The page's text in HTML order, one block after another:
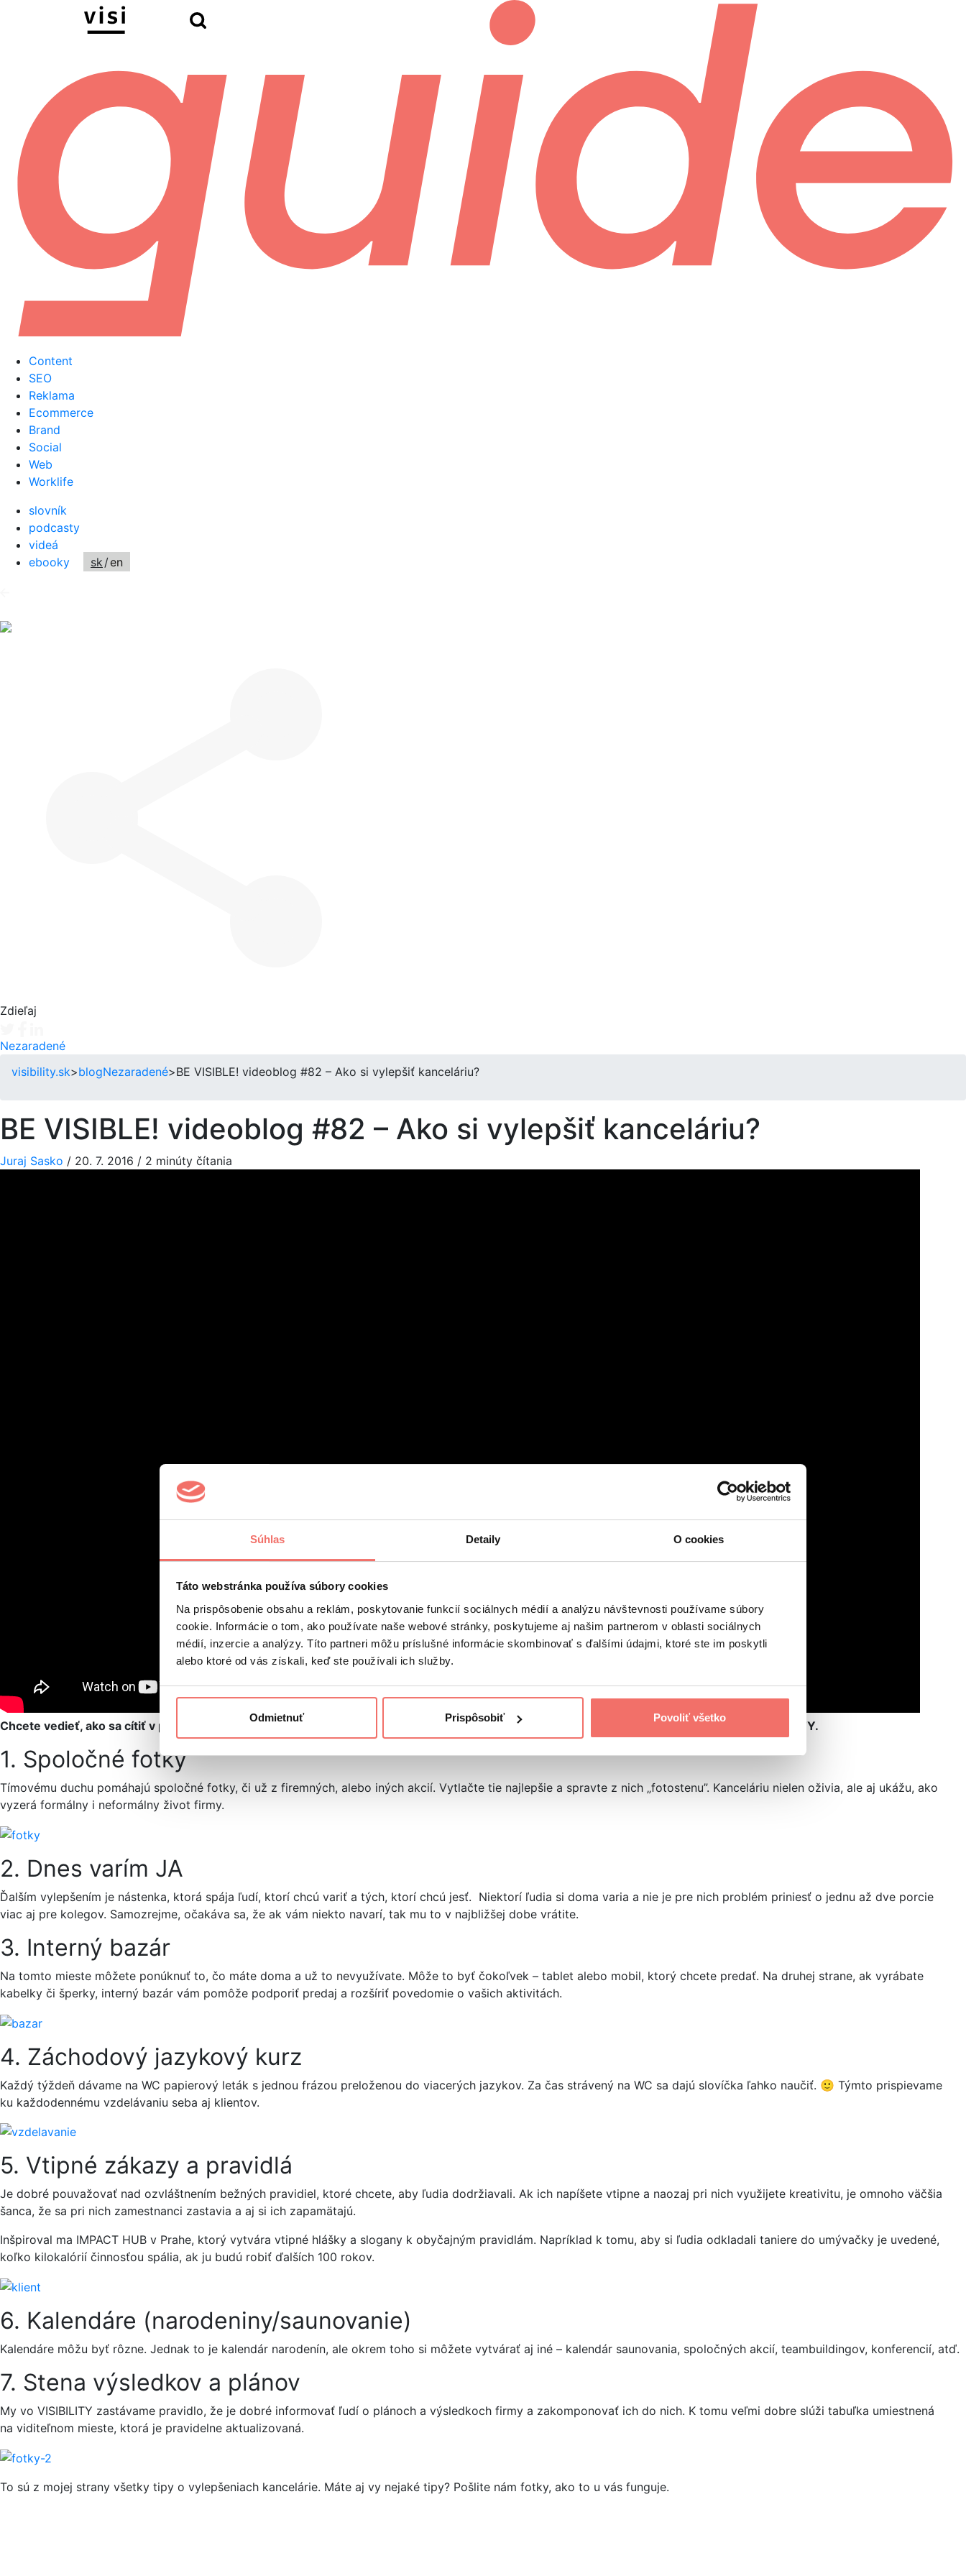
Súhlas Detaily O cookies
Táto webstránka používa súbory cookies
Na prispôsobenie obsahu a reklám, poskytovanie funkcií sociálnych médií a analýzu návštevnosti používame súbory
cookie. Informácie o tom, ako používate naše webové stránky, poskytujeme aj našim partnerom v oblasti sociálnych
médií, inzercie a analýzy. Títo partneri môžu príslušné informácie skombinovať s ďalšími údajmi, ktoré ste im poskytli
alebo ktoré od vás získali, keď ste používali ich služby.
Odmietnuť Prispôsobiť Povoliť všetko
Content
SEO
Reklama
Ecommerce
Brand
Social
Web
Worklife
slovník
podcasty
videá
ebooky
sk/en
Zdieľaj
Nezaradené
visibility.sk>blogNezaradené>BE VISIBLE! videoblog #82 – Ako si vylepšiť kanceláriu?
BE VISIBLE! videoblog #82 – Ako si vylepšiť kanceláriu?
Juraj Sasko / 20. 7. 2016 / 2 minúty čítania
Chcete vedieť, ako sa cítiť v pracovnom prostredí skoro ako doma? Pozrite si 7 skvelých a jednoduchých tipov, ktoré uplatňujeme aj vo VISIBILITY.
1. Spoločné fotky
Tímovému duchu pomáhajú spoločné fotky, či už z firemných, alebo iných akcií. Vytlačte tie najlepšie a spravte z nich „fotostenu”. Kanceláriu nielen oživia, ale aj ukážu, ako
vyzerá formálny i neformálny život firmy.
2. Dnes varím JA
Ďalším vylepšením je nástenka, ktorá spája ľudí, ktorí chcú variť a tých, ktorí chcú jesť. Niektorí ľudia si doma varia a nie je pre nich problém priniesť o jednu až dve porcie
viac aj pre kolegov. Samozrejme, očakáva sa, že ak vám niekto navarí, tak mu to v najbližšej dobe vrátite.
3. Interný bazár
Na tomto mieste môžete ponúknuť to, čo máte doma a už to nevyužívate. Môže to byť čokoľvek – tablet alebo mobil, ktorý chcete predať. Na druhej strane, ak vyrábate
kabelky či šperky, interný bazár vám pomôže podporiť predaj a rozšíriť povedomie o vašich aktivitách.
4. Záchodový jazykový kurz
Každý týždeň dávame na WC papierový leták s jednou frázou preloženou do viacerých jazykov. Za čas strávený na WC sa dajú slovíčka ľahko naučiť. 🙂 Týmto prispievame
ku každodennému vzdelávaniu seba aj klientov.
5. Vtipné zákazy a pravidlá
Je dobré pouvažovať nad ozvláštnením bežných pravidiel, ktoré chcete, aby ľudia dodržiavali. Ak ich napíšete vtipne a naozaj pri nich využijete kreativitu, je omnoho väčšia
šanca, že sa pri nich zamestnanci zastavia a aj si ich zapamätajú.
Inšpiroval ma IMPACT HUB v Prahe, ktorý vytvára vtipné hlášky a slogany k obyčajným pravidlám. Napríklad k tomu, aby si ľudia odkladali taniere do umývačky je uvedené,
koľko kilokalórií činnosťou spália, ak ju budú robiť ďalších 100 rokov.
6. Kalendáre (narodeniny/saunovanie)
Kalendáre môžu byť rôzne. Jednak to je kalendár narodenín, ale okrem toho si môžete vytvárať aj iné – kalendár saunovania, spoločných akcií, teambuildingov, konferencií, atď.
7. Stena výsledkov a plánov
My vo VISIBILITY zastávame pravidlo, že je dobré informovať ľudí o plánoch a výsledkoch firmy a zakomponovať ich do nich. K tomu veľmi dobre slúži tabuľka umiestnená
na viditeľnom mieste, ktorá je pravidelne aktualizovaná.
To sú z mojej strany všetky tipy o vylepšeniach kancelárie. Máte aj vy nejaké tipy? Pošlite nám fotky, ako to u vás funguje.